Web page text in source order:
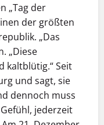
„Tag der
der größten
„Das
„Diese
kaltblütig.“ Seit
und sagt, sie
dennoch muss
jederzeit